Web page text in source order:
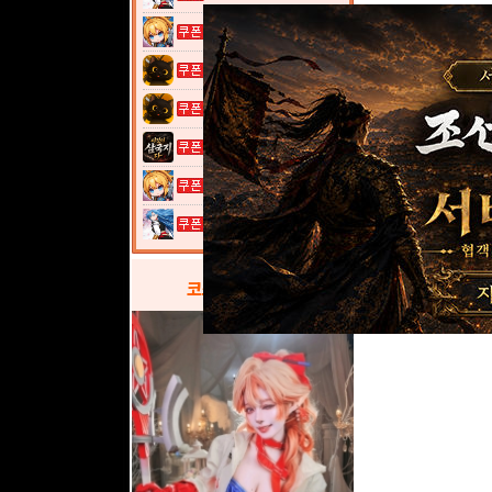
여전사 키우기...
고양이 낚시터...
고양이 낚시터...
이것이 삼국지...
여전사 키우기...
열혈강호: 넥...
코스프레 갤러리